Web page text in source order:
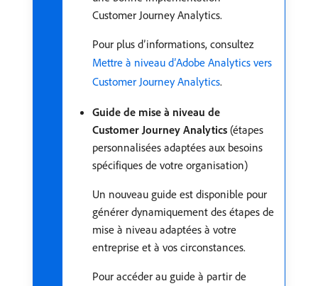
Customer Journey Analytics.
Pour plus d’informations, consultez
Mettre à niveau d’Adobe Analytics vers
Customer Journey Analytics.
Guide de mise à niveau de
Customer Journey Analytics (étapes
personnalisées adaptées aux besoins
spécifiques de votre organisation)
Un nouveau guide est disponible pour
générer dynamiquement des étapes de
mise à niveau adaptées à votre
entreprise et à vos circonstances.
Pour accéder au guide à partir de